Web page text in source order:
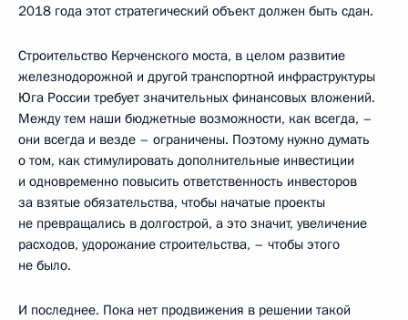
2018 года этот стратегический объект должен быть сдан.
Строительство Керченского моста, в целом развитие
железнодорожной и другой транспортной инфраструктуры
Юга России требует значительных финансовых вложений.
Между тем наши бюджетные возможности, как всегда, –
они всегда и везде – ограничены. Поэтому нужно думать
о том, как стимулировать дополнительные инвестиции
и одновременно повысить ответственность инвесторов
за взятые обязательства, чтобы начатые проекты
не превращались в долгострой, а это значит, увеличение
расходов, удорожание строительства, – чтобы этого
не было.
И последнее. Пока нет продвижения в решении такой